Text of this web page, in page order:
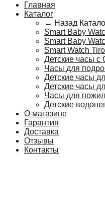
Главная
Каталог
← Назад
Smart Baby
Smart Baby
Smart Watch
Детские часы с
Часы для
Детские часы
Детские часы
Часы для
Детские
О магазине
Гарантия
Доставка
Отзывы
Контакты